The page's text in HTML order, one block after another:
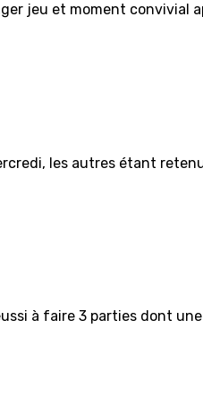
jeu et moment convivial
les autres étant
à faire 3 parties dont